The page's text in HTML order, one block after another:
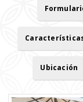
Ubicación